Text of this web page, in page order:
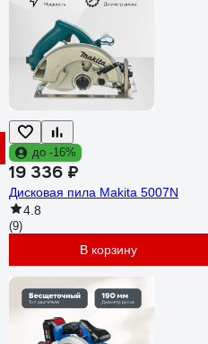
до -16%
19 336 ₽
Дисковая пила Makita 5007N
4.8
(9)
В корзину